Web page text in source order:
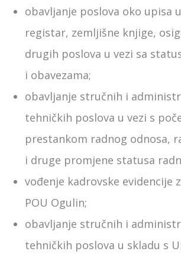
obavljanje poslova oko upisa
registar, zemljišne knjige,
drugih poslova u vezi sa
i obavezama;
obavljanje stručnih i
tehničkih poslova u vezi s
prestankom radnog odnosa,
i druge promjene statusa
vođenje kadrovske evidencije
POU Ogulin;
obavljanje stručnih i
tehničkih poslova u skladu s